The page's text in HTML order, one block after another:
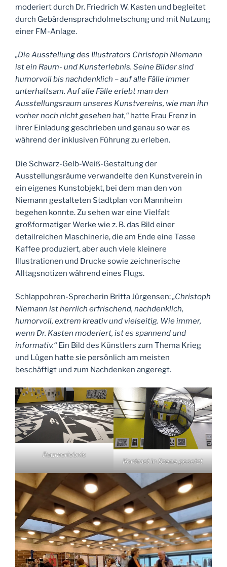
moderiert durch Dr. Friedrich W. Kasten und begleitet
durch Gebärdensprachdolmetschung und mit Nutzung
einer FM-Anlage.
„Die Ausstellung des Illustrators Christoph Niemann
ist ein Raum- und Kunsterlebnis. Seine Bilder sind
humorvoll bis nachdenklich – auf alle Fälle immer
unterhaltsam. Auf alle Fälle erlebt man den
Ausstellungsraum unseres Kunstvereins, wie man ihn
vorher noch nicht gesehen hat,“ hatte Frau Frenz in
ihrer Einladung geschrieben und genau so war es
während der inklusiven Führung zu erleben.
Die Schwarz-Gelb-Weiß-Gestaltung der
Ausstellungsräume verwandelte den Kunstverein in
ein eigenes Kunstobjekt, bei dem man den von
Niemann gestalteten Stadtplan von Mannheim
begehen konnte. Zu sehen war eine Vielfalt
großformatiger Werke wie z. B. das Bild einer
detailreichen Maschinerie, die am Ende eine Tasse
Kaffee produziert, aber auch viele kleinere
Illustrationen und Drucke sowie zeichnerische
Alltagsnotizen während eines Flugs.
Schlappohren-Sprecherin Britta Jürgensen:„Christoph
Niemann ist herrlich erfrischend, nachdenklich,
humorvoll, extrem kreativ und vielseitig. Wie immer,
wenn Dr. Kasten moderiert, ist es spannend und
informativ.“ Ein Bild des Künstlers zum Thema Krieg
und Lügen hatte sie persönlich am meisten
beschäftigt und zum Nachdenken angeregt.
Raumerlebnis
Kontrast in Szene gesetzt